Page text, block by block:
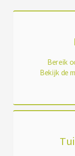
Bereik
Bekijk de